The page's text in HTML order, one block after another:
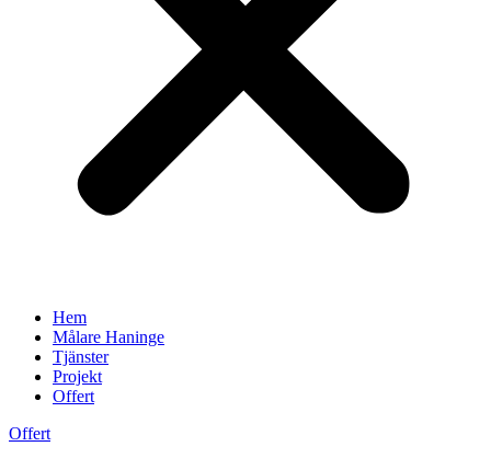
Hem
Målare Haninge
Tjänster
Projekt
Offert
Offert